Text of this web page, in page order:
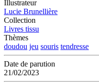
Illustrateur
Lucie Brunellière
Collection
Livres tissu
Thèmes
doudou jeu souris tendresse
Date de parution
21/02/2023